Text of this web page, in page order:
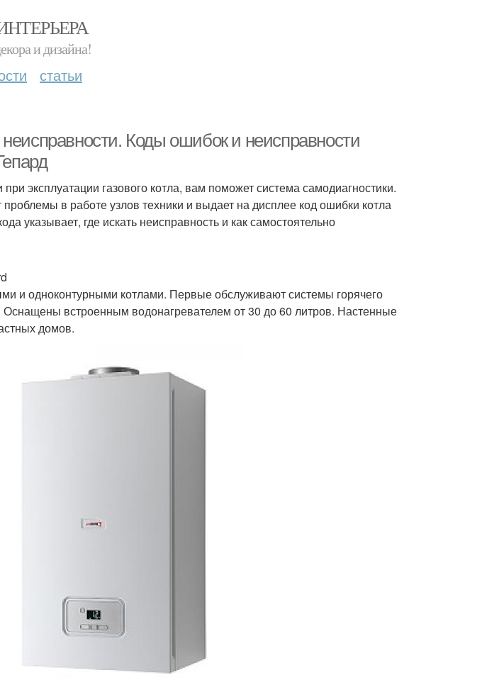
и дизайна!
статьи
Коды ошибок и неисправности
эксплуатации газового котла, вам поможет система самодиагностики.
в работе узлов техники и выдает на дисплее код ошибки котла
указывает, где искать неисправность и как самостоятельно
и одноконтурными котлами. Первые обслуживают системы горячего
встроенным водонагревателем от 30 до 60 литров. Настенные
домов.